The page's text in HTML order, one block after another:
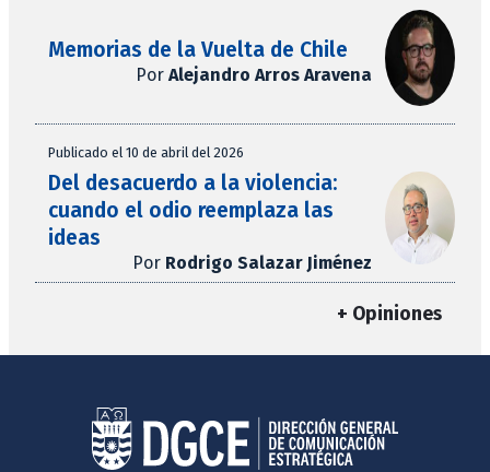
Memorias de la Vuelta de Chile
Por Alejandro Arros Aravena
Publicado el 10 de abril del 2026
Del desacuerdo a la violencia:
cuando el odio reemplaza las
ideas
Por Rodrigo Salazar Jiménez
+ Opiniones